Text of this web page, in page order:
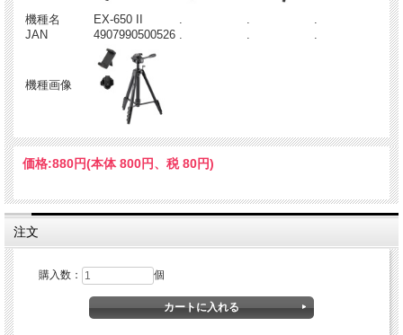
機種名 EX-650 II
JAN
4907990500526
機種画像
価格:880円(本体 800円、税 80円)
注文
購入数： 個